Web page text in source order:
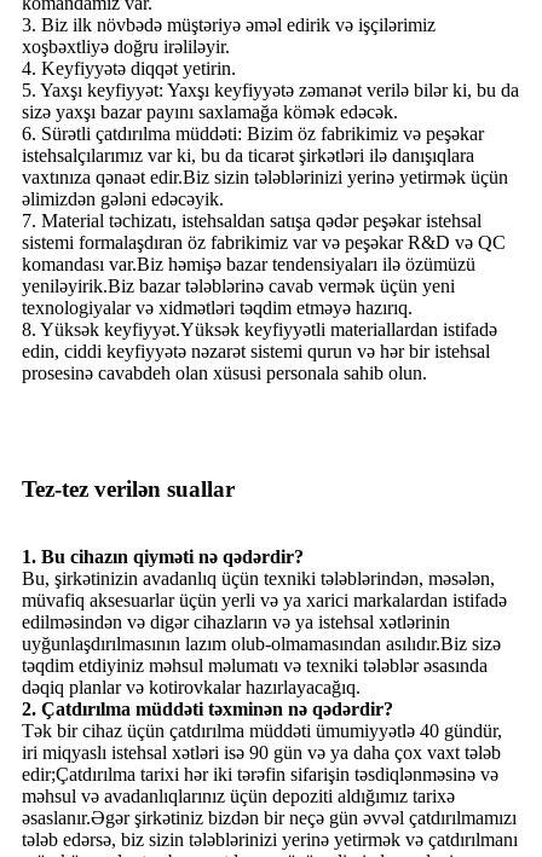
3. Biz ilk növbədə müştəriyə əməl edirik və işçilərimiz
xoşbəxtliyə doğru irəliləyir.
4. Keyfiyyətə diqqət yetirin.
5. Yaxşı keyfiyyət: Yaxşı keyfiyyətə zəmanət verilə bilər ki, bu da
sizə yaxşı bazar payını saxlamağa kömək edəcək.
6. Sürətli çatdırılma müddəti: Bizim öz fabrikimiz və peşəkar
istehsalçılarımız var ki, bu da ticarət şirkətləri ilə danışıqlara
vaxtınıza qənaət edir.Biz sizin tələblərinizi yerinə yetirmək üçün
əlimizdən gələni edəcəyik.
7. Material təchizatı, istehsaldan satışa qədər peşəkar istehsal
sistemi formalaşdıran öz fabrikimiz var və peşəkar R&D və QC
komandası var.Biz həmişə bazar tendensiyaları ilə özümüzü
yeniləyirik.Biz bazar tələblərinə cavab vermək üçün yeni
texnologiyalar və xidmətləri təqdim etməyə hazırıq.
8. Yüksək keyfiyyət.Yüksək keyfiyyətli materiallardan istifadə
edin, ciddi keyfiyyətə nəzarət sistemi qurun və hər bir istehsal
prosesinə cavabdeh olan xüsusi personala sahib olun.
Tez-tez verilən suallar
1. Bu cihazın qiyməti nə qədərdir?
Bu, şirkətinizin avadanlıq üçün texniki tələblərindən, məsələn,
müvafiq aksesuarlar üçün yerli və ya xarici markalardan istifadə
edilməsindən və digər cihazların və ya istehsal xətlərinin
uyğunlaşdırılmasının lazım olub-olmamasından asılıdır.Biz sizə
təqdim etdiyiniz məhsul məlumatı və texniki tələblər əsasında
dəqiq planlar və kotirovkalar hazırlayacağıq.
2. Çatdırılma müddəti təxminən nə qədərdir?
Tək bir cihaz üçün çatdırılma müddəti ümumiyyətlə 40 gündür,
iri miqyaslı istehsal xətləri isə 90 gün və ya daha çox vaxt tələb
edir;Çatdırılma tarixi hər iki tərəfin sifarişin təsdiqlənməsinə və
məhsul və avadanlıqlarınız üçün depoziti aldığımız tarixə
əsaslanır.Əgər şirkətiniz bizdən bir neçə gün əvvəl çatdırılmamızı
tələb edərsə, biz sizin tələblərinizi yerinə yetirmək və çatdırılmanı